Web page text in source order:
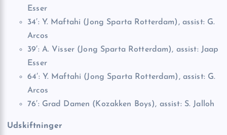
Esser
34′: Y. Maftahi (Jong Sparta Rotterdam), assist: G.
Arcos
39′: A. Visser (Jong Sparta Rotterdam), assist: Jaap
Esser
64′: Y. Maftahi (Jong Sparta Rotterdam), assist: G.
Arcos
76′: Grad Damen (Kozakken Boys), assist: S. Jalloh
Udskiftninger